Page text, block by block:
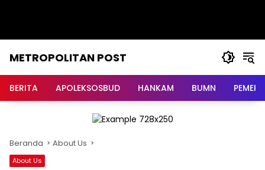
METROPOLITAN POST
BERITA APOLEKSOSBUD HANKAM BUMN
Beranda About Us
About Us